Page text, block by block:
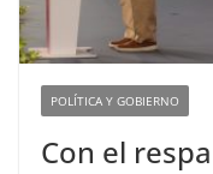
POLÍTICA Y GOBIERNO
Con el